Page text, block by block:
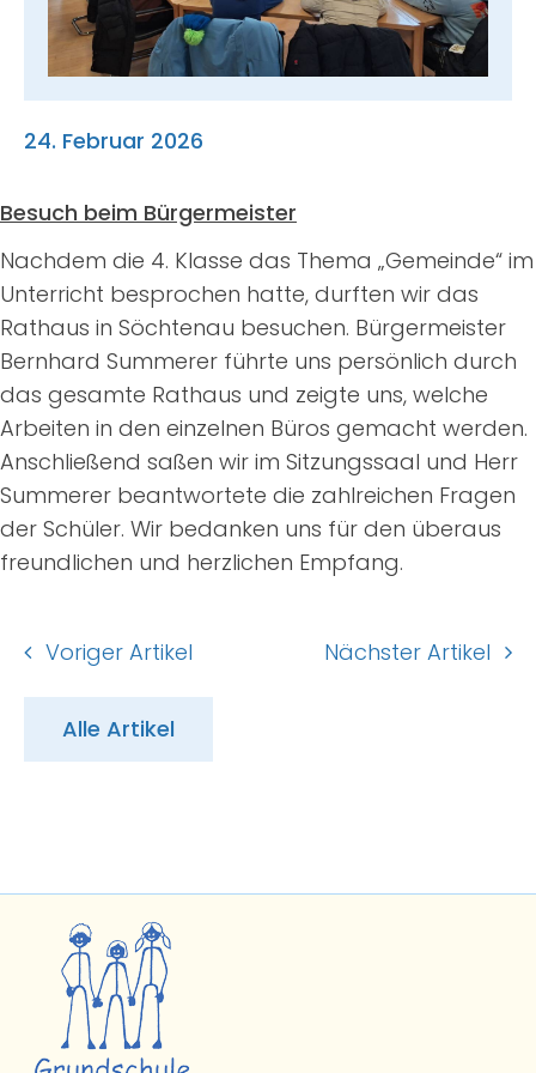
Suche
nach:
24. Februar 2026
Besuch beim Bürgermeister
Nachdem die 4. Klasse das Thema „Gemeinde“ im
Unterricht besprochen hatte, durften wir das
Rathaus in Söchtenau besuchen. Bürgermeister
Bernhard Summerer führte uns persönlich durch
das gesamte Rathaus und zeigte uns, welche
Arbeiten in den einzelnen Büros gemacht werden.
Anschließend saßen wir im Sitzungssaal und Herr
Summerer beantwortete die zahlreichen Fragen
der Schüler. Wir bedanken uns für den überaus
freundlichen und herzlichen Empfang.
Voriger Artikel Nächster Artikel
Alle Artikel